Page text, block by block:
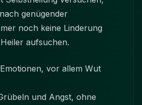
genügender
noch keine Linderung
aufsuchen.
vor allem Wut
und Angst, ohne